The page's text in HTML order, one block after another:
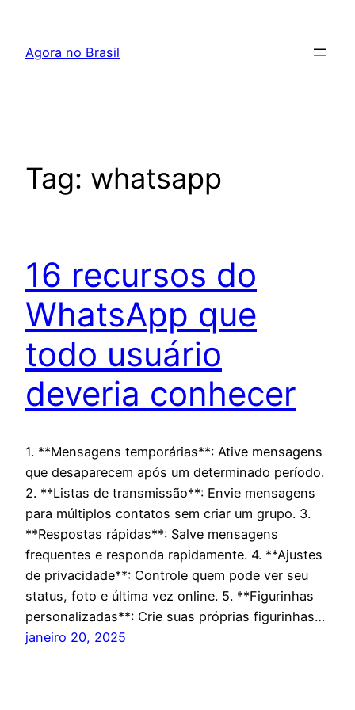
Agora no Brasil
Tag: whatsapp
16 recursos do
WhatsApp que
todo usuário
deveria conhecer
1. **Mensagens temporárias**: Ative mensagens
que desaparecem após um determinado período.
2. **Listas de transmissão**: Envie mensagens
para múltiplos contatos sem criar um grupo. 3.
**Respostas rápidas**: Salve mensagens
frequentes e responda rapidamente. 4. **Ajustes
de privacidade**: Controle quem pode ver seu
status, foto e última vez online. 5. **Figurinhas
personalizadas**: Crie suas próprias figurinhas…
janeiro 20, 2025